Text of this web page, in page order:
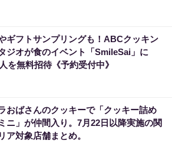
ギフトサンプリングも！ABCクッキン
ジオが食のイベント「SmileSai」に
を無料招待《予約受付中》
おばさんのクッキーで「クッキー詰め
ニ」が仲間入り。7月22日以降実施の関
ア対象店舗まとめ。